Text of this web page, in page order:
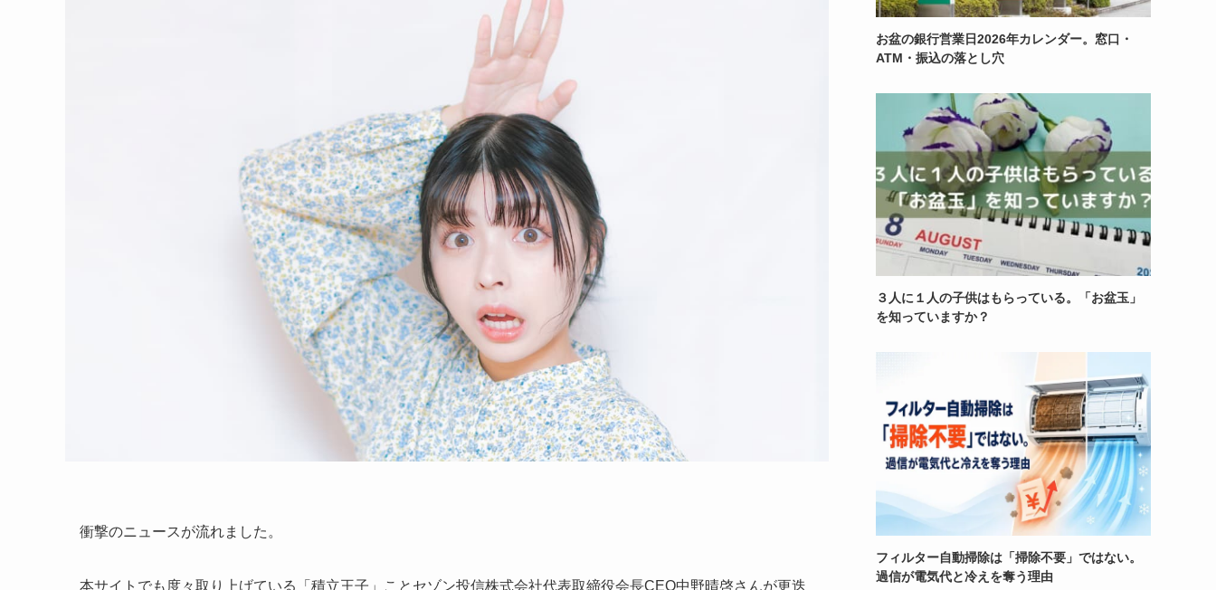
衝撃のニュースが流れました。
本サイトでも度々取り上げている「積立王子」ことセゾン投信株式会社代表取締役会長CEO中野晴啓さんが更迭
お盆の銀行営業日2026年カレンダー。窓口・
ATM・振込の落とし穴
３人に１人の子供はもらっている。「お盆玉」
を知っていますか？
フィルター自動掃除は「掃除不要」ではない。
過信が電気代と冷えを奪う理由